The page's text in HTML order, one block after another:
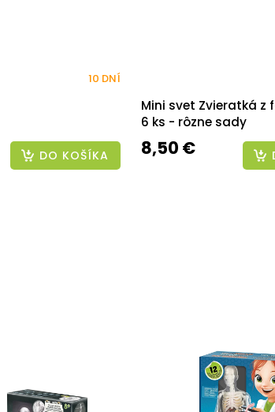
10 DNÍ
DO KOŠÍKA
Mini svet Zvieratká z
6 ks - rôzne sady
8,50 €